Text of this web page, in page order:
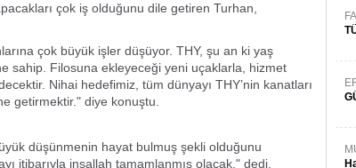
çok iş olduğunu dile getiren Turhan,
çok büyük işler düşüyor. THY, şu an ki yaş
sahip. Filosuna ekleyeceği yeni uçaklarla, hizmet
Nihai hedefimiz, tüm dünyayı THY’nin kanatları
getirmektir." diye konuştu.
düşünmenin hayat bulmuş şekli olduğunu
itibarıyla inşallah tamamlanmış olacak." dedi.